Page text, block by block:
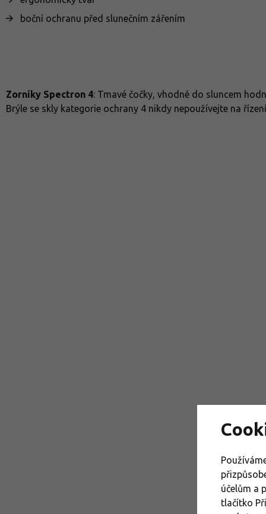
boční ochranu před slunečním zářením
Zorníky Spectron 4: Tmavé čočky, vhodné do sluncem
Brýle se skly kategorie ochrany 4 nikdy nepoužívejte na
účelům a
tlačítko